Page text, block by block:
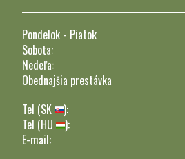
Pondelok - Piatok
Sobota:
Nedeľa:
Obednajšia prestávka
Tel (SK
):
Tel (HU
):
E-mail: